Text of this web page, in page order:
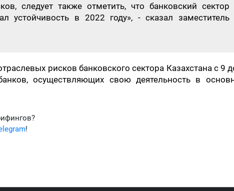
следует также отметить, что банковский сектор
устойчивость в 2022 году», - сказал заместитель
рисков банковского сектора Казахстана с 9
осуществляющих свою деятельность в
!